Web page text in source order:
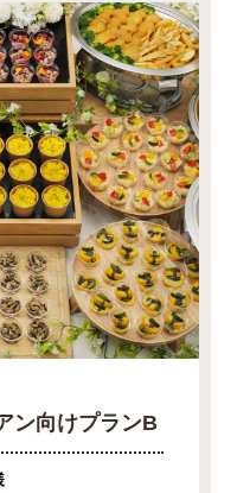
ン向けプランB